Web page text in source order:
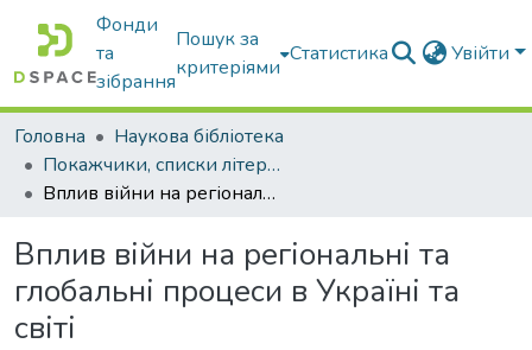
Фонди
та
зібрання
Пошук за
критеріями
Статистика Увійти
Головна
Наукова бібліотека
Покажчики, списки літератури, сценарії, методичні розробки
Вплив війни на регіональні та глобальні процеси в Україні та світі
Вплив війни на регіональні та
глобальні процеси в Україні та
світі